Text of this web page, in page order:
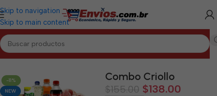
Skip to navigation
Skip to main content
Inicio/CIENFUEGOS/Combos Cienfuegos
-11%
NEW
Combo Criollo
$155.00 $138.00